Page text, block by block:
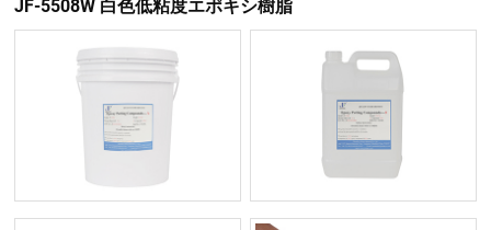
JF-5508W 白色低粘度エポキシ樹脂